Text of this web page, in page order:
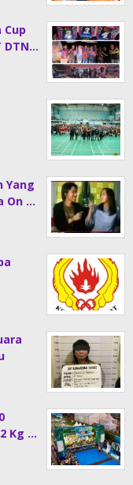
Cup
DTN…
Yang
On …
Kg …